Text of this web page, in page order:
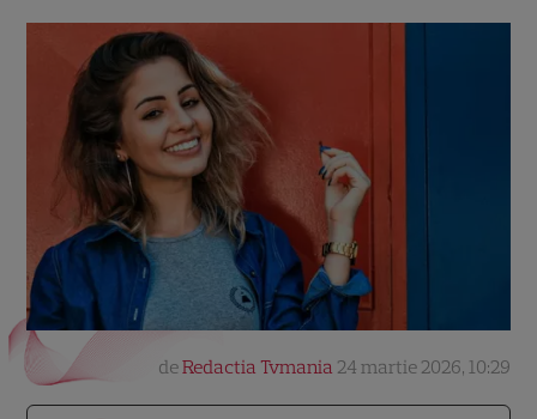
deRedactia Tvmania 24 martie 2026, 10:29